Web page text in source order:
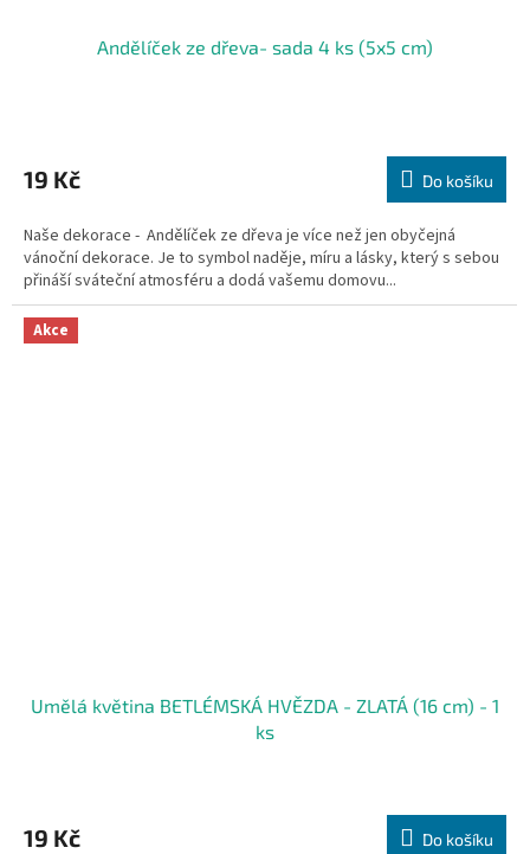
Andělíček ze dřeva- sada 4 ks (5x5 cm)
19 Kč Do košíku
Naše dekorace - Andělíček ze dřeva je více než jen obyčejná
vánoční dekorace. Je to symbol naděje, míru a lásky, který s sebou
přináší sváteční atmosféru a dodá vašemu domovu...
Akce
Umělá květina BETLÉMSKÁ HVĚZDA - ZLATÁ (16 cm) - 1
ks
19 Kč Do košíku